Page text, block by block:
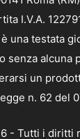
I.V.A.
una testata
senza alcuna
un
n. 62 del
- Tutti i diritti